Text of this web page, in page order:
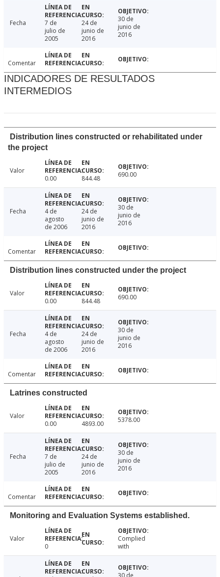
Fecha
7 de
julio de
2005
24 de
junio de
2016
30 de
junio de
2016
Comentar
INDICADORES DE RESULTADOS
INTERMEDIOS
Distribution lines constructed or rehabilitated under
the project
Valor
0.00
844.48 690.00
Fecha
4 de
agosto
de 2006
24 de
junio de
2016
30 de
junio de
2016
Comentar
Distribution lines constructed under the project
Valor
0.00
844.48 690.00
Fecha
4 de
agosto
de 2006
24 de
junio de
2016
30 de
junio de
2016
Comentar
Latrines constructed
Valor
0.00
4893.00 5378.00
Fecha
7 de
julio de
2005
24 de
junio de
2016
30 de
junio de
2016
Comentar
Monitoring and Evaluation Systems established.
Valor
0
Complied
with